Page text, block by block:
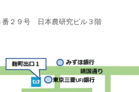
番２９号 日本農研究ビル３階